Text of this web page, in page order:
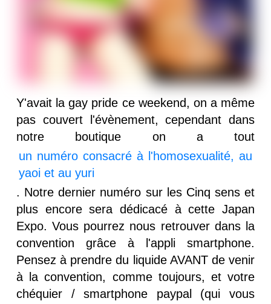
Y'avait la gay pride ce weekend, on a même
pas couvert l'évènement, cependant dans
notre boutique on a tout
un numéro consacré à l'homosexualité, au
yaoi et au yuri
. Notre dernier numéro sur les Cinq sens et
plus encore sera dédicacé à cette Japan
Expo. Vous pourrez nous retrouver dans la
convention grâce à l'appli smartphone.
Pensez à prendre du liquide AVANT de venir
à la convention, comme toujours, et votre
chéquier / smartphone paypal (qui vous